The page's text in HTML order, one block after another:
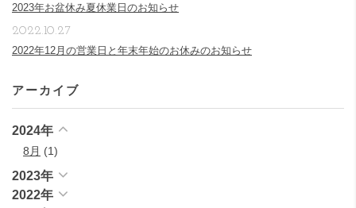
2023年お盆休み夏休業日のお知らせ
2022年12月の営業日と年末年始のお休みのお知らせ
2022.10.27
アーカイブ
2024年
8月 (1)
2023年
2022年